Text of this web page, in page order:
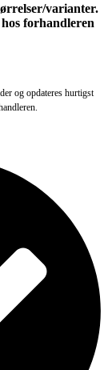
varianter.
forhandleren
og opdateres hurtigst